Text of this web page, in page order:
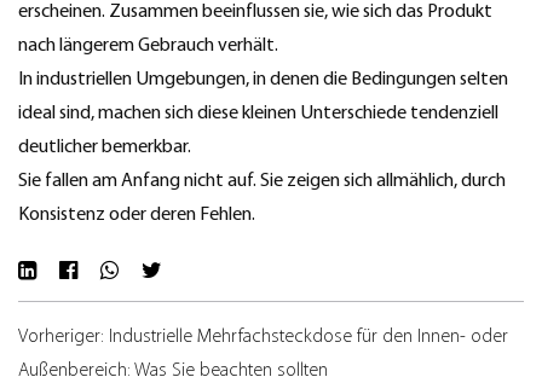
erscheinen. Zusammen beeinflussen sie, wie sich das Produkt
nach längerem Gebrauch verhält.
In industriellen Umgebungen, in denen die Bedingungen selten
ideal sind, machen sich diese kleinen Unterschiede tendenziell
deutlicher bemerkbar.
Sie fallen am Anfang nicht auf. Sie zeigen sich allmählich, durch
Konsistenz oder deren Fehlen.
Vorheriger: Industrielle Mehrfachsteckdose für den Innen- oder
Außenbereich: Was Sie beachten sollten